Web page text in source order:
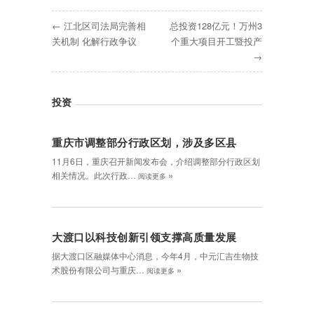
← 江北区司法局完善相
关机制 化解行政争议
总投资128亿元！万州3
个重大项目开工暨投产
→
投资
重庆市调整部分行政区划，涉及多区县
11月6日，重庆召开新闻发布会，介绍调整部分行政区划
相关情况。此次行政…
阅读更多 »
大渡口以科技创新引领支撑高质量发展
据大渡口区融媒体中心消息，今年4月，中元汇吉生物技
术股份有限公司与重庆…
阅读更多 »